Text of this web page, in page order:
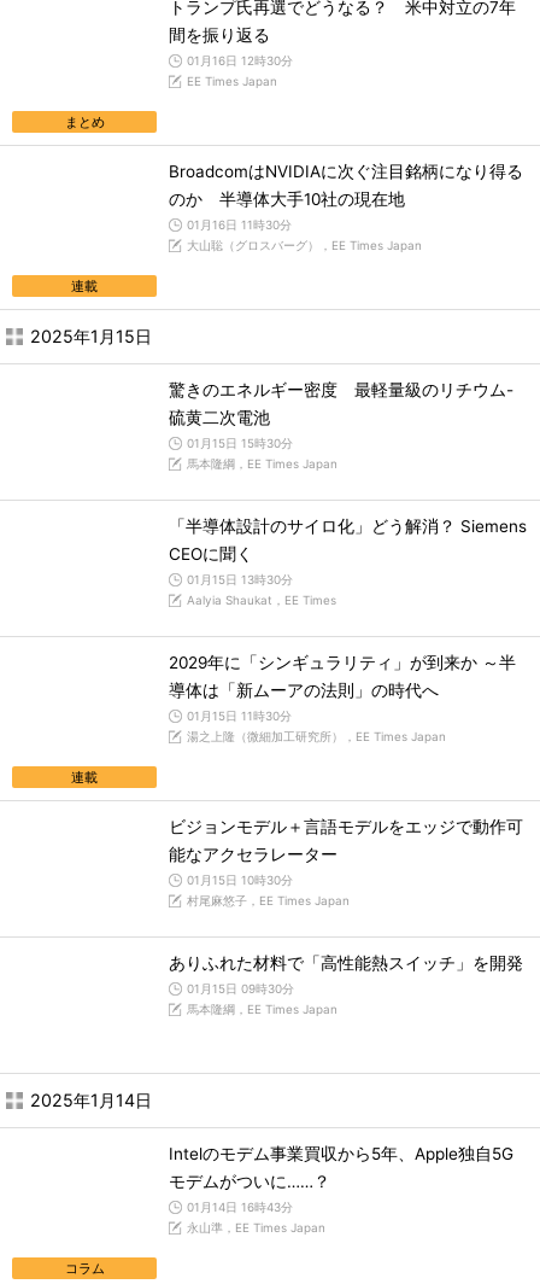
まとめ
トランプ氏再選でどうなる？ 米中対立の7年
間を振り返る
01月16日 12時30分
EE Times Japan
連載
BroadcomはNVIDIAに次ぐ注目銘柄になり得る
のか 半導体大手10社の現在地
01月16日 11時30分
大山聡（グロスバーグ），EE Times Japan
2025年1月15日
驚きのエネルギー密度 最軽量級のリチウム-
硫黄二次電池
01月15日 15時30分
馬本隆綱，EE Times Japan
「半導体設計のサイロ化」どう解消？ Siemens
CEOに聞く
01月15日 13時30分
Aalyia Shaukat，EE Times
連載
2029年に「シンギュラリティ」が到来か ～半
導体は「新ムーアの法則」の時代へ
01月15日 11時30分
湯之上隆（微細加工研究所），EE Times Japan
ビジョンモデル＋言語モデルをエッジで動作可
能なアクセラレーター
01月15日 10時30分
村尾麻悠子，EE Times Japan
ありふれた材料で「高性能熱スイッチ」を開発
01月15日 09時30分
馬本隆綱，EE Times Japan
2025年1月14日
コラム
Intelのモデム事業買収から5年、Apple独自5G
モデムがついに……？
01月14日 16時43分
永山準，EE Times Japan